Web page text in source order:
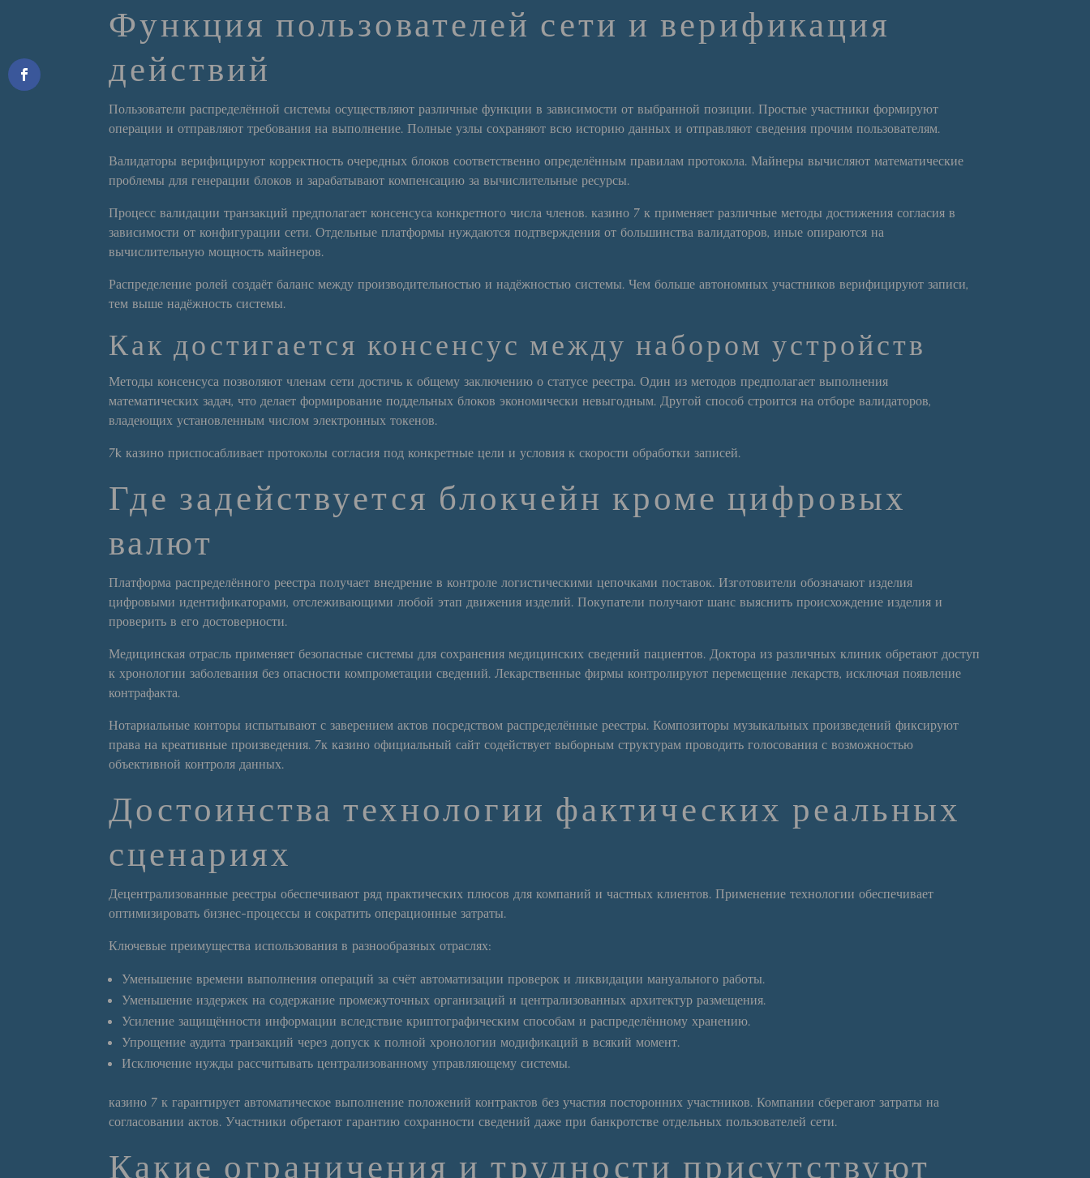
Функция пользователей сети и верификация
действий
Пользователи распределённой системы осуществляют различные функции в зависимости от выбранной позиции. Простые участники формируют
операции и отправляют требования на выполнение. Полные узлы сохраняют всю историю данных и отправляют сведения прочим пользователям.
Валидаторы верифицируют корректность очередных блоков соответственно определённым правилам протокола. Майнеры вычисляют математические
проблемы для генерации блоков и зарабатывают компенсацию за вычислительные ресурсы.
Процесс валидации транзакций предполагает консенсуса конкретного числа членов. казино 7 к применяет различные методы достижения согласия в
зависимости от конфигурации сети. Отдельные платформы нуждаются подтверждения от большинства валидаторов, иные опираются на
вычислительную мощность майнеров.
Распределение ролей создаёт баланс между производительностью и надёжностью системы. Чем больше автономных участников верифицируют записи,
тем выше надёжность системы.
Как достигается консенсус между набором устройств
Методы консенсуса позволяют членам сети достичь к общему заключению о статусе реестра. Один из методов предполагает выполнения
математических задач, что делает формирование поддельных блоков экономически невыгодным. Другой способ строится на отборе валидаторов,
владеющих установленным числом электронных токенов.
7k казино приспосабливает протоколы согласия под конкретные цели и условия к скорости обработки записей.
Где задействуется блокчейн кроме цифровых
валют
Платформа распределённого реестра получает внедрение в контроле логистическими цепочками поставок. Изготовители обозначают изделия
цифровыми идентификаторами, отслеживающими любой этап движения изделий. Покупатели получают шанс выяснить происхождение изделия и
проверить в его достоверности.
Медицинская отрасль применяет безопасные системы для сохранения медицинских сведений пациентов. Доктора из различных клиник обретают доступ
к хронологии заболевания без опасности компрометации сведений. Лекарственные фирмы контролируют перемещение лекарств, исключая появление
контрафакта.
Нотариальные конторы испытывают с заверением актов посредством распределённые реестры. Композиторы музыкальных произведений фиксируют
права на креативные произведения. 7к казино официальный сайт содействует выборным структурам проводить голосования с возможностью
объективной контроля данных.
Достоинства технологии фактических реальных
сценариях
Децентрализованные реестры обеспечивают ряд практических плюсов для компаний и частных клиентов. Применение технологии обеспечивает
оптимизировать бизнес-процессы и сократить операционные затраты.
Ключевые преимущества использования в разнообразных отраслях:
Уменьшение времени выполнения операций за счёт автоматизации проверок и ликвидации мануального работы.
Уменьшение издержек на содержание промежуточных организаций и централизованных архитектур размещения.
Усиление защищённости информации вследствие криптографическим способам и распределённому хранению.
Упрощение аудита транзакций через допуск к полной хронологии модификаций в всякий момент.
Исключение нужды рассчитывать централизованному управляющему системы.
казино 7 к гарантирует автоматическое выполнение положений контрактов без участия посторонних участников. Компании сберегают затраты на
согласовании актов. Участники обретают гарантию сохранности сведений даже при банкротстве отдельных пользователей сети.
Какие ограничения и трудности присутствуют